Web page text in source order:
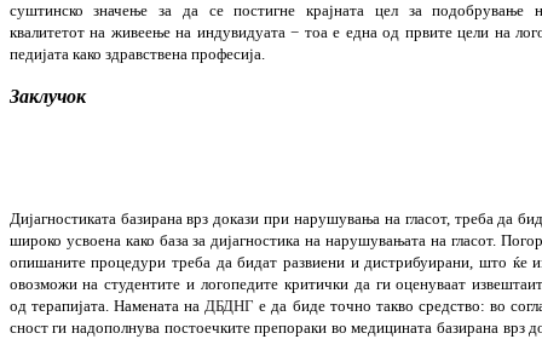
суштинско зна­чење за да се постигне крајната цел за подо­брување
квалитетот на живеење на инду­видуата − тоа е една од првите цели на
педијата како здравствена професија.
Заклучок
Дијагностиката базирана врз докази при нару­­шувања на гласот, треба да
ши­роко усвоена како база за дијагностика на нару­­шувањата на гласот.
опишаните про­цедури треба да бидат развиени и дис­три­­буирани, што ќе
овозможи на сту­ден­тите и логопедите критички да ги оценуваат изве­штаи
од терапијата. Намената наДБДНГ е да биде точно такво средство: во
сност ги надополнува пос­то­ечките пре­по­раки во медицината базирана врз